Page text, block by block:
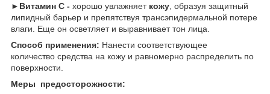
►Витамин С - хорошо увлажняет кожу , образуя защитный
липидный барьер и препятствуя трансэпидермальной потере
влаги. Еще он осветляет и выравнивает тон лица.
Способ применения: Нанести соответствующее
количество средства на кожу и равномерно распределить по
поверхности.
Меры предосторожности: